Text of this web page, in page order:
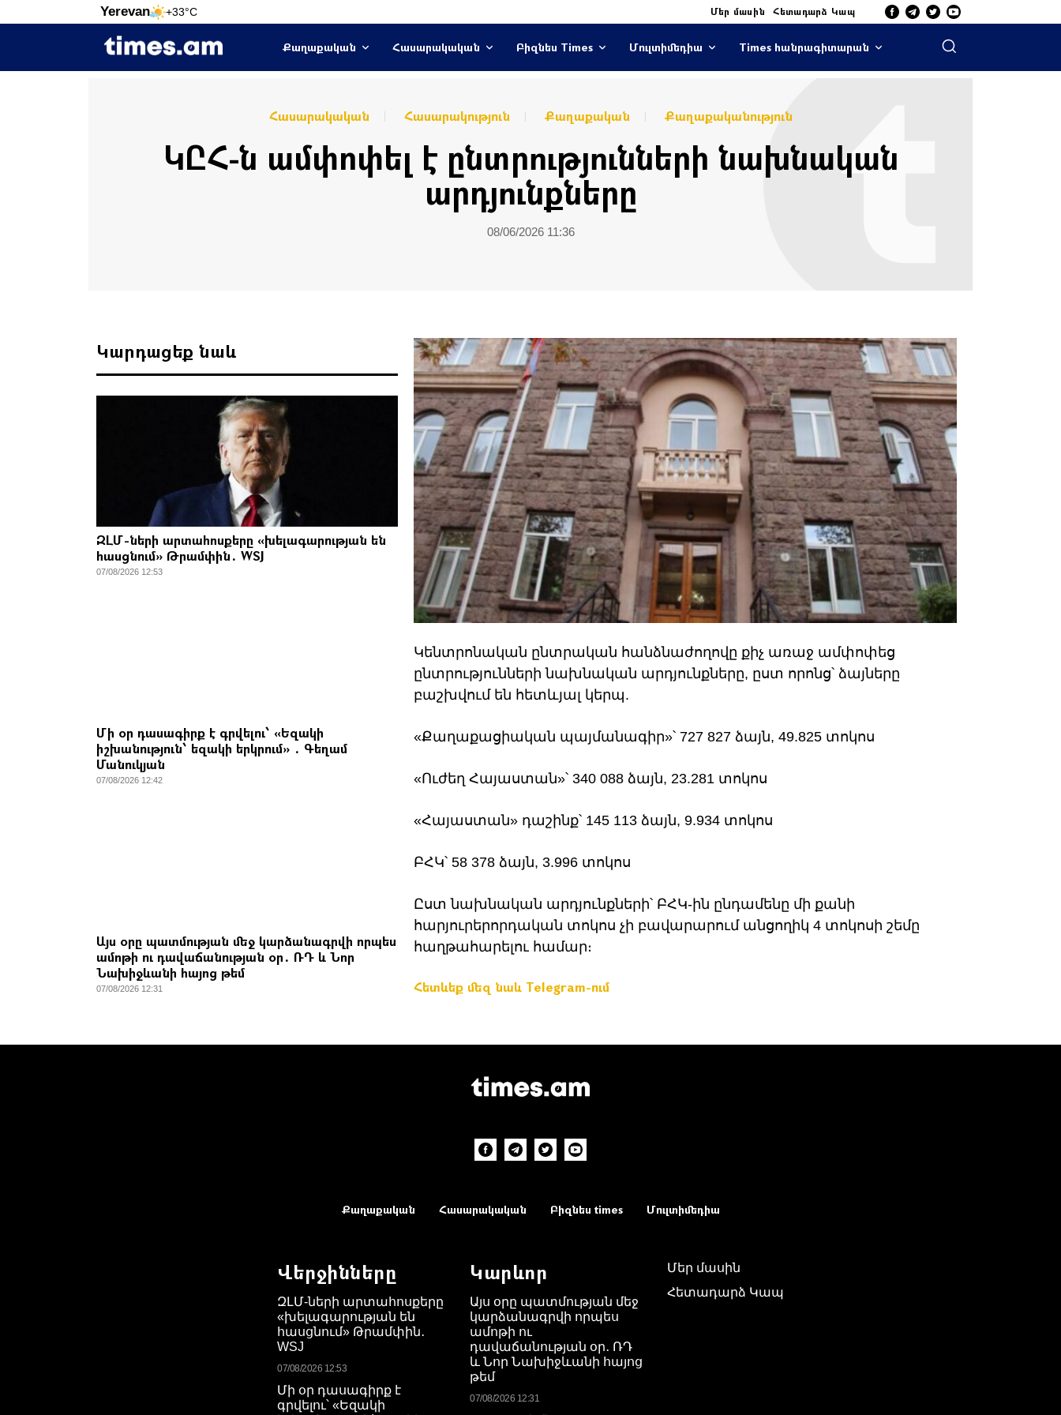
Yerevan +33°C Մեր մասին Հետադարձ Կապ
Քաղաքական Հասարակական Բիզնես Times Մուլտիմեդիա Times հանրագիտարան
Հասարակական Հասարակություն Քաղաքական Քաղաքականություն
ԿԸՀ-ն ամփոփել է ընտրությունների նախնական
արդյունքները
08/06/2026 11:36
Կարդացեք նաև
ԶԼՄ-ների արտահոսքերը «խելագարության են
հասցնում» Թրամփին․ WSJ
07/08/2026 12:53
Մի օր դասագիրք է գրվելու՝ «Եզակի
իշխանություն՝ եզակի երկրում» ․ Գեղամ
Մանուկյան
07/08/2026 12:42
Այս օրը պատմության մեջ կարձանագրվի որպես
ամոթի ու դավաճանության օր․ ՌԴ և Նոր
Նախիջևանի հայոց թեմ
07/08/2026 12:31
Կենտրոնական ընտրական հանձնաժողովը քիչ առաջ ամփոփեց
ընտրությունների նախնական արդյունքները, ըստ որոնց՝ ձայները
բաշխվում են հետևյալ կերպ.
«Քաղաքացիական պայմանագիր»՝ 727 827 ձայն, 49.825 տոկոս
«Ուժեղ Հայաստան»՝ 340 088 ձայն, 23.281 տոկոս
«Հայաստան» դաշինք՝ 145 113 ձայն, 9.934 տոկոս
ԲՀԿ՝ 58 378 ձայն, 3.996 տոկոս
Ըստ նախնական արդյունքների՝ ԲՀԿ-ին ընդամենը մի քանի
հարյուրերորդական տոկոս չի բավարարում անցողիկ 4 տոկոսի շեմը
հաղթահարելու համար։
Հետևեք մեզ նաև Telegram-ում
Քաղաքական Հասարակական Բիզնես times Մուլտիմեդիա
Վերջինները
ԶԼՄ-ների արտահոսքերը
«խելագարության են
հասցնում» Թրամփին․
WSJ
07/08/2026 12:53
Մի օր դասագիրք է
գրվելու՝ «Եզակի
Կարևոր
Այս օրը պատմության մեջ
կարձանագրվի որպես
ամոթի ու
դավաճանության օր․ ՌԴ
և Նոր Նախիջևանի հայոց
թեմ
07/08/2026 12:31
Մեր մասին
Հետադարձ Կապ